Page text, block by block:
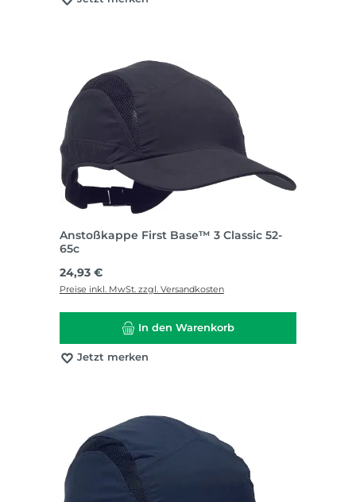
Anstoßkappe First Base™ 3 Classic 52-
65c
Regulärer Preis:
24,93 €
Preise inkl. MwSt. zzgl. Versandkosten
In den Warenkorb
Jetzt merken